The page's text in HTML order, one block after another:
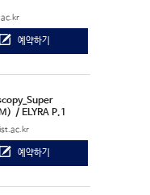
예약하기
/ ELYRA P.1
예약하기